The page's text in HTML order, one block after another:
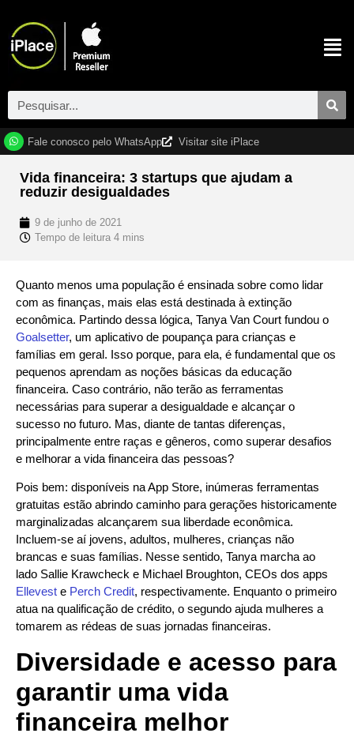
Fale conosco pelo WhatsApp Visitar site iPlace
Vida financeira: 3 startups que ajudam a
reduzir desigualdades
9 de junho de 2021
Quanto menos uma população é ensinada sobre como lidar
com as finanças, mais elas está destinada à extinção
econômica. Partindo dessa lógica, Tanya Van Court fundou o
Goalsetter, um aplicativo de poupança para crianças e
famílias em geral. Isso porque, para ela, é fundamental que os
pequenos aprendam as noções básicas da educação
financeira. Caso contrário, não terão as ferramentas
necessárias para superar a desigualdade e alcançar o
sucesso no futuro. Mas, diante de tantas diferenças,
principalmente entre raças e gêneros, como superar desafios
e melhorar a vida financeira das pessoas?
Pois bem: disponíveis na App Store, inúmeras ferramentas
gratuitas estão abrindo caminho para gerações historicamente
marginalizadas alcançarem sua liberdade econômica.
Incluem-se aí jovens, adultos, mulheres, crianças não
brancas e suas famílias. Nesse sentido, Tanya marcha ao
lado Sallie Krawcheck e Michael Broughton, CEOs dos apps
Ellevest e Perch Credit, respectivamente. Enquanto o primeiro
atua na qualificação de crédito, o segundo ajuda mulheres a
tomarem as rédeas de suas jornadas financeiras.
Diversidade e acesso para
garantir uma vida
financeira melhor